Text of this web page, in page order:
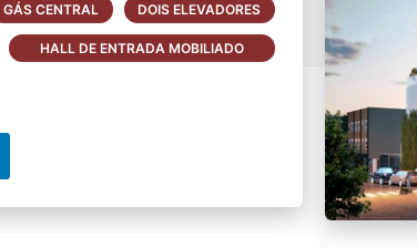
GÁS CENTRAL DOIS ELEVADORES
HALL DE ENTRADA MOBILIADO